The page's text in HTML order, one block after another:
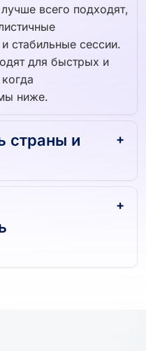
всего подходят,
стабильные сессии.
для быстрых и
ниже.
страны и